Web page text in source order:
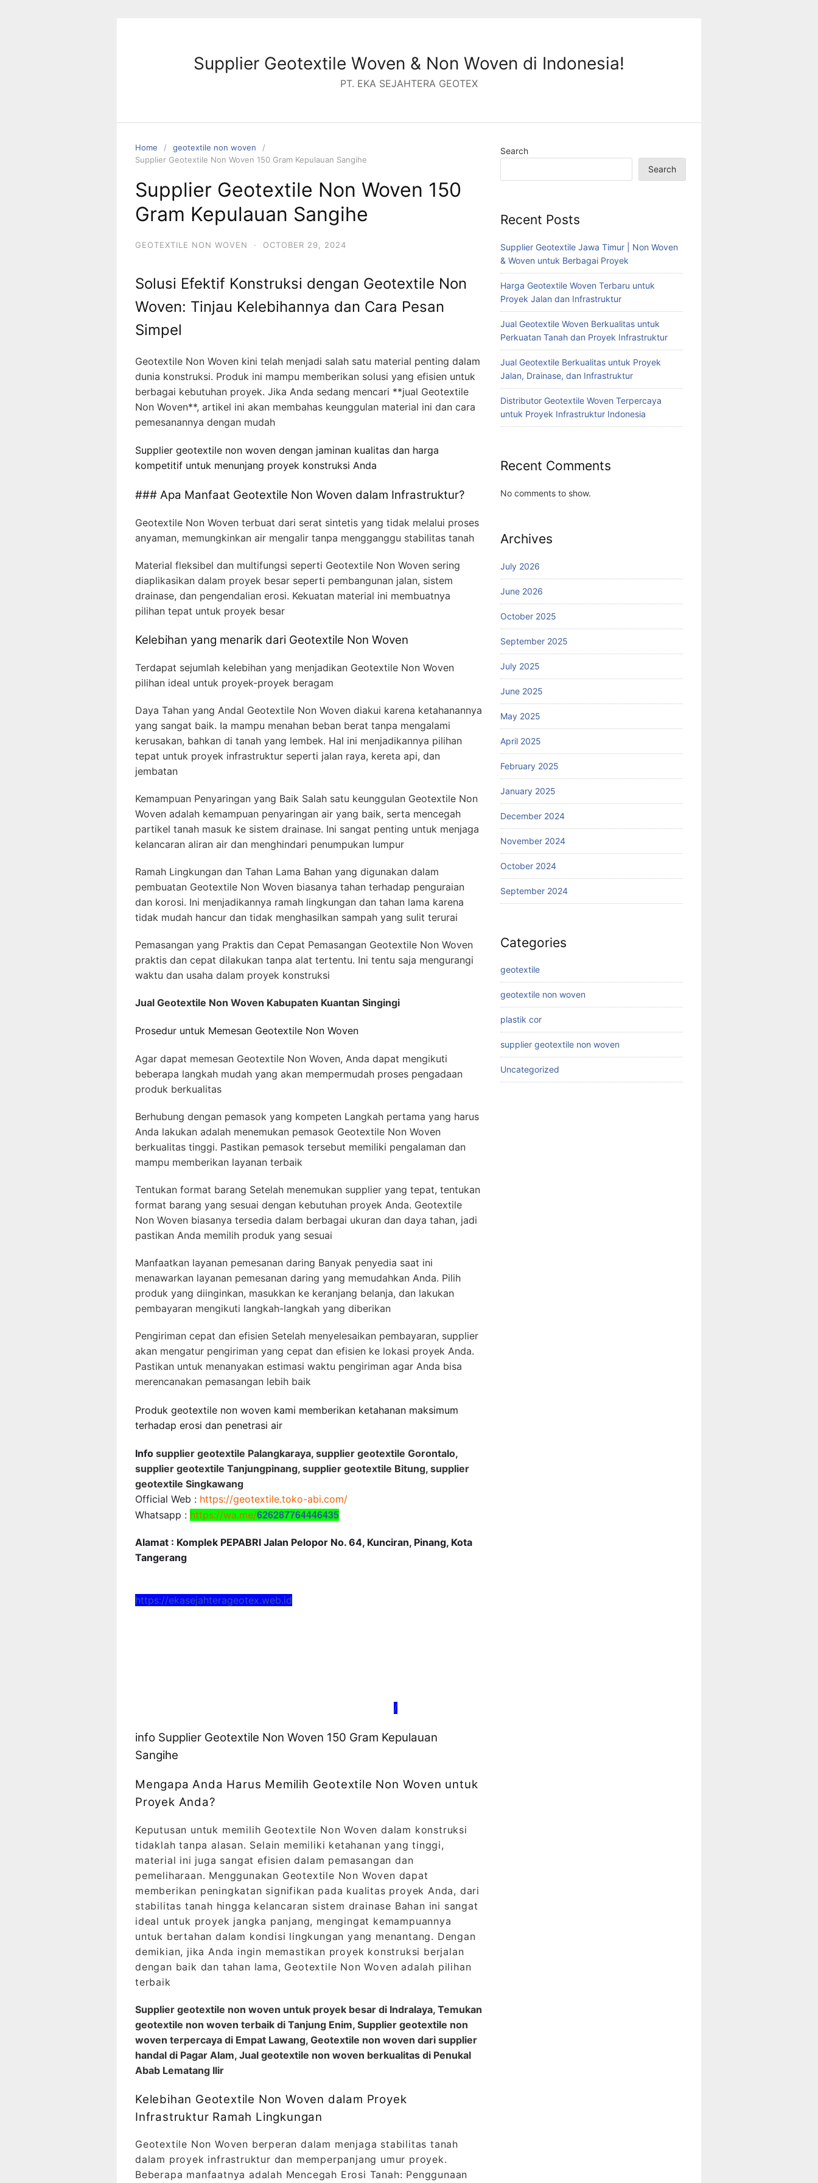
Supplier Geotextile Woven & Non Woven di Indonesia!
PT. EKA SEJAHTERA GEOTEX
Home
geotextile non woven
Supplier Geotextile Non Woven 150 Gram Kepulauan Sangihe
Supplier Geotextile Non Woven 150
Gram Kepulauan Sangihe
GEOTEXTILE NON WOVEN · OCTOBER 29, 2024
Solusi Efektif Konstruksi dengan Geotextile Non
Woven: Tinjau Kelebihannya dan Cara Pesan
Simpel
Geotextile Non Woven kini telah menjadi salah satu material penting dalam
dunia konstruksi. Produk ini mampu memberikan solusi yang efisien untuk
berbagai kebutuhan proyek. Jika Anda sedang mencari **jual Geotextile
Non Woven**, artikel ini akan membahas keunggulan material ini dan cara
pemesanannya dengan mudah
Supplier geotextile non woven dengan jaminan kualitas dan harga
kompetitif untuk menunjang proyek konstruksi Anda
### Apa Manfaat Geotextile Non Woven dalam Infrastruktur?
Geotextile Non Woven terbuat dari serat sintetis yang tidak melalui proses
anyaman, memungkinkan air mengalir tanpa mengganggu stabilitas tanah
Material fleksibel dan multifungsi seperti Geotextile Non Woven sering
diaplikasikan dalam proyek besar seperti pembangunan jalan, sistem
drainase, dan pengendalian erosi. Kekuatan material ini membuatnya
pilihan tepat untuk proyek besar
Kelebihan yang menarik dari Geotextile Non Woven
Terdapat sejumlah kelebihan yang menjadikan Geotextile Non Woven
pilihan ideal untuk proyek-proyek beragam
Daya Tahan yang Andal Geotextile Non Woven diakui karena ketahanannya
yang sangat baik. Ia mampu menahan beban berat tanpa mengalami
kerusakan, bahkan di tanah yang lembek. Hal ini menjadikannya pilihan
tepat untuk proyek infrastruktur seperti jalan raya, kereta api, dan
jembatan
Kemampuan Penyaringan yang Baik Salah satu keunggulan Geotextile Non
Woven adalah kemampuan penyaringan air yang baik, serta mencegah
partikel tanah masuk ke sistem drainase. Ini sangat penting untuk menjaga
kelancaran aliran air dan menghindari penumpukan lumpur
Ramah Lingkungan dan Tahan Lama Bahan yang digunakan dalam
pembuatan Geotextile Non Woven biasanya tahan terhadap penguraian
dan korosi. Ini menjadikannya ramah lingkungan dan tahan lama karena
tidak mudah hancur dan tidak menghasilkan sampah yang sulit terurai
Pemasangan yang Praktis dan Cepat Pemasangan Geotextile Non Woven
praktis dan cepat dilakukan tanpa alat tertentu. Ini tentu saja mengurangi
waktu dan usaha dalam proyek konstruksi
Jual Geotextile Non Woven Kabupaten Kuantan Singingi
Prosedur untuk Memesan Geotextile Non Woven
Agar dapat memesan Geotextile Non Woven, Anda dapat mengikuti
beberapa langkah mudah yang akan mempermudah proses pengadaan
produk berkualitas
Berhubung dengan pemasok yang kompeten Langkah pertama yang harus
Anda lakukan adalah menemukan pemasok Geotextile Non Woven
berkualitas tinggi. Pastikan pemasok tersebut memiliki pengalaman dan
mampu memberikan layanan terbaik
Tentukan format barang Setelah menemukan supplier yang tepat, tentukan
format barang yang sesuai dengan kebutuhan proyek Anda. Geotextile
Non Woven biasanya tersedia dalam berbagai ukuran dan daya tahan, jadi
pastikan Anda memilih produk yang sesuai
Manfaatkan layanan pemesanan daring Banyak penyedia saat ini
menawarkan layanan pemesanan daring yang memudahkan Anda. Pilih
produk yang diinginkan, masukkan ke keranjang belanja, dan lakukan
pembayaran mengikuti langkah-langkah yang diberikan
Pengiriman cepat dan efisien Setelah menyelesaikan pembayaran, supplier
akan mengatur pengiriman yang cepat dan efisien ke lokasi proyek Anda.
Pastikan untuk menanyakan estimasi waktu pengiriman agar Anda bisa
merencanakan pemasangan lebih baik
Produk geotextile non woven kami memberikan ketahanan maksimum
terhadap erosi dan penetrasi air
Info supplier geotextile Palangkaraya, supplier geotextile Gorontalo,
supplier geotextile Tanjungpinang, supplier geotextile Bitung, supplier
geotextile Singkawang
Official Web : https://geotextile.toko-abi.com/
Whatsapp : https://wa.me/626287764446435
Alamat : Komplek PEPABRI Jalan Pelopor No. 64, Kunciran, Pinang, Kota
Tangerang
https://ekasejahterageotex.web.id
/
info Supplier Geotextile Non Woven 150 Gram Kepulauan
Sangihe
Mengapa Anda Harus Memilih Geotextile Non Woven untuk
Proyek Anda?
Keputusan untuk memilih Geotextile Non Woven dalam konstruksi
tidaklah tanpa alasan. Selain memiliki ketahanan yang tinggi,
material ini juga sangat efisien dalam pemasangan dan
pemeliharaan. Menggunakan Geotextile Non Woven dapat
memberikan peningkatan signifikan pada kualitas proyek Anda, dari
stabilitas tanah hingga kelancaran sistem drainase Bahan ini sangat
ideal untuk proyek jangka panjang, mengingat kemampuannya
untuk bertahan dalam kondisi lingkungan yang menantang. Dengan
demikian, jika Anda ingin memastikan proyek konstruksi berjalan
dengan baik dan tahan lama, Geotextile Non Woven adalah pilihan
terbaik
Supplier geotextile non woven untuk proyek besar di Indralaya, Temukan
geotextile non woven terbaik di Tanjung Enim, Supplier geotextile non
woven terpercaya di Empat Lawang, Geotextile non woven dari supplier
handal di Pagar Alam, Jual geotextile non woven berkualitas di Penukal
Abab Lematang Ilir
Kelebihan Geotextile Non Woven dalam Proyek
Infrastruktur Ramah Lingkungan
Geotextile Non Woven berperan dalam menjaga stabilitas tanah
dalam proyek infrastruktur dan memperpanjang umur proyek.
Beberapa manfaatnya adalah Mencegah Erosi Tanah: Penggunaan
Search
Search
Recent Posts
Supplier Geotextile Jawa Timur | Non Woven
& Woven untuk Berbagai Proyek
Harga Geotextile Woven Terbaru untuk
Proyek Jalan dan Infrastruktur
Jual Geotextile Woven Berkualitas untuk
Perkuatan Tanah dan Proyek Infrastruktur
Jual Geotextile Berkualitas untuk Proyek
Jalan, Drainase, dan Infrastruktur
Distributor Geotextile Woven Terpercaya
untuk Proyek Infrastruktur Indonesia
Recent Comments
No comments to show.
Archives
July 2026
June 2026
October 2025
September 2025
July 2025
June 2025
May 2025
April 2025
February 2025
January 2025
December 2024
November 2024
October 2024
September 2024
Categories
geotextile
geotextile non woven
plastik cor
supplier geotextile non woven
Uncategorized